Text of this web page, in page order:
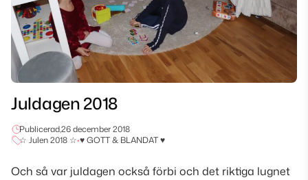
Juldagen 2018
Publicerad,26 december 2018
☆ Julen 2018 ☆•♥ GOTT & BLANDAT ♥
Och så var juldagen också förbi och det riktiga lugnet